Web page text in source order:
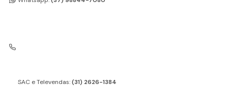
SAC e Televendas:(31) 2626-1384